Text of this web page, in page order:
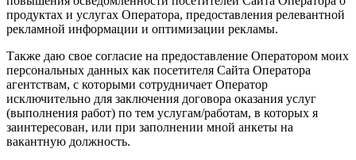
продуктах и услугах Оператора, предоставления релевантной
рекламной информации и оптимизации рекламы.
Также даю свое согласие на предоставление Оператором моих
персональных данных как посетителя Сайта Оператора
агентствам, с которыми сотрудничает Оператор
исключительно для заключения договора оказания услуг
(выполнения работ) по тем услугам/работам, в которых я
заинтересован, или при заполнении мной анкеты на
вакантную должность.